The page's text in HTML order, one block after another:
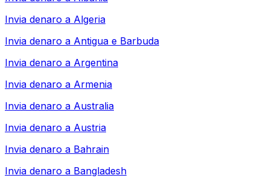
Invia denaro a Algeria
Invia denaro a Antigua e Barbuda
Invia denaro a Argentina
Invia denaro a Armenia
Invia denaro a Australia
Invia denaro a Austria
Invia denaro a Bahrain
Invia denaro a Bangladesh